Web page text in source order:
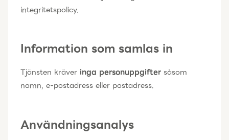
integritetspolicy.
Information som samlas in
Tjänsten kräver inga personuppgifter såsom
namn, e-postadress eller postadress.
Användningsanalys